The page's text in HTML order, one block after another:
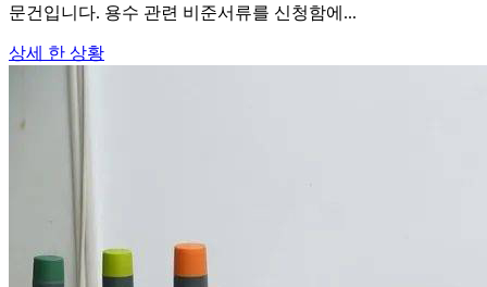
문건입니다. 용수 관련 비준서류를 신청함에...
상세 한 상황